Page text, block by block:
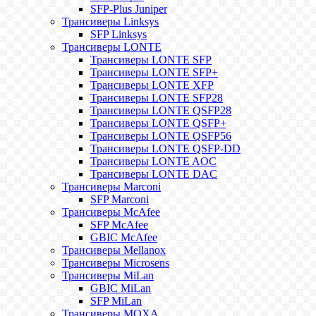
SFP-Plus Juniper
Трансиверы Linksys
SFP Linksys
Трансиверы LONTE
Трансиверы LONTE SFP
Трансиверы LONTE SFP+
Трансиверы LONTE XFP
Трансиверы LONTE SFP28
Трансиверы LONTE QSFP28
Трансиверы LONTE QSFP+
Трансиверы LONTE QSFP56
Трансиверы LONTE QSFP-DD
Трансиверы LONTE AOC
Трансиверы LONTE DAC
Трансиверы Marconi
SFP Marconi
Трансиверы McAfee
SFP McAfee
GBIC McAfee
Трансиверы Mellanox
Трансиверы Microsens
Трансиверы MiLan
GBIC MiLan
SFP MiLan
Трансиверы MOXA